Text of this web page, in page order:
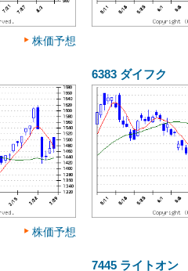
株価予想
株価予想
6383 ダイフク
7445 ライトオン